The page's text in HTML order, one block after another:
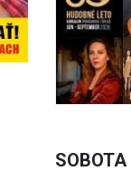
SOBOTA